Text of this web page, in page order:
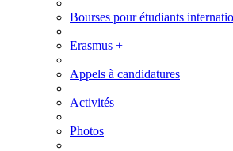
Bourses pour étudiants
Erasmus +
Appels à candidatures
Activités
Photos